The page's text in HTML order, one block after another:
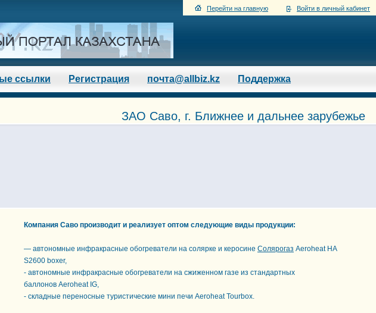
Перейти на главную Войти в личный кабинет
ссылки Регистрация почта@allbiz.kz Поддержка
ЗАО Саво, г. Ближнее и дальнее зарубежье
Компания Саво производит и реализует оптом следующие виды продукции:
— автономные инфракрасные обогреватели на солярке и керосине Солярогаз Aeroheat HA
S2600 boxer,
- автономные инфракрасные обогреватели на сжиженном газе из стандартных
баллонов Aeroheat IG,
- складные переносные туристические мини печи Aeroheat Tourbox.